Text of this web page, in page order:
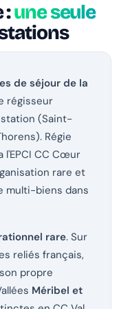
:une seule
de séjour de la
régisseur
(Saint-
Régie
l'EPCI CC Cœur
rare et
multi-biens dans
rare. Sur
reliés français,
propre
Méribel et